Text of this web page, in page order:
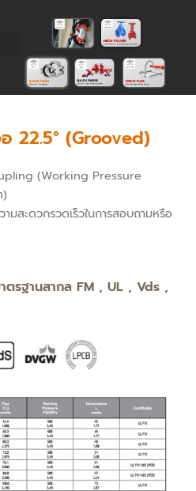
22.5° (Grooved)
(Working Pressure
มสะดวกรวดเร็วในการสอบถามหรือ
ตรฐานสากล FM , UL , Vds ,